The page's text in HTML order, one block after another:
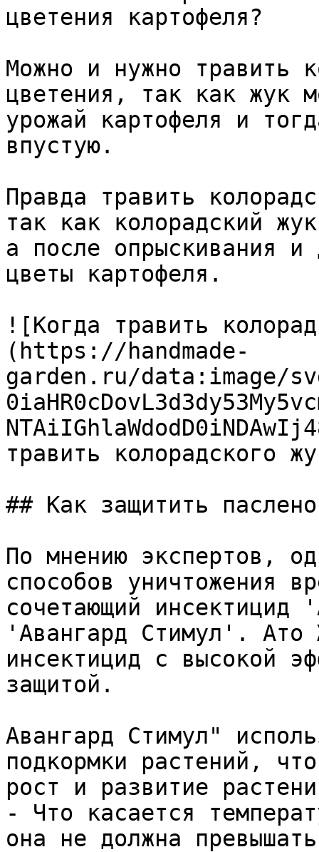
цветения картофеля?
Можно и нужно травить
цветения, так как жук
урожай картофеля и
впустую.
Правда травить
так как колорадский
а после опрыскивания и
цветы картофеля.
![Когда травить
(https://handmade-
garden.ru/data:image/
травить колорадского
## Как защитить
По мнению экспертов,
способов уничтожения
сочетающий
'Авангард Стимул'. Ато
инсектицид с высокой
защитой.
Авангард Стимул"
подкормки растений,
рост и развитие
- Что касается
она не должна